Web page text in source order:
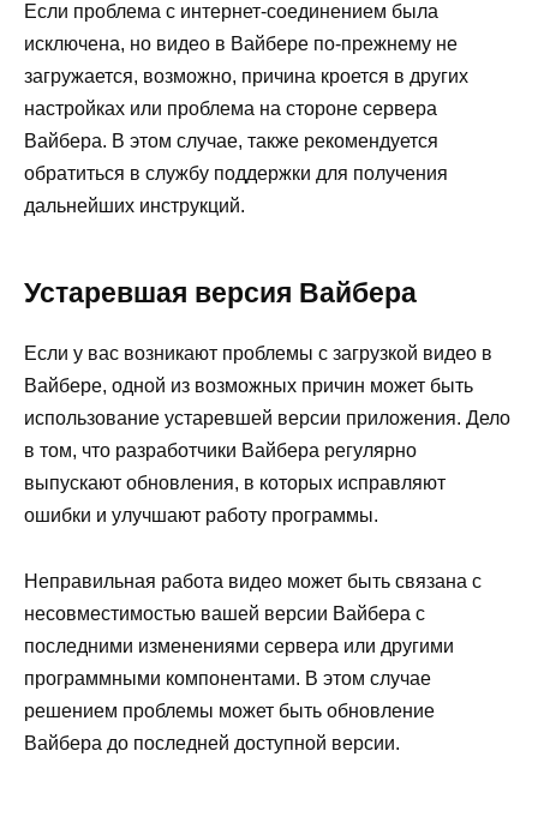
Если проблема с интернет-соединением была
исключена, но видео в Вайбере по-прежнему не
загружается, возможно, причина кроется в других
настройках или проблема на стороне сервера
Вайбера. В этом случае, также рекомендуется
обратиться в службу поддержки для получения
дальнейших инструкций.
Устаревшая версия Вайбера
Если у вас возникают проблемы с загрузкой видео в
Вайбере, одной из возможных причин может быть
использование устаревшей версии приложения. Дело
в том, что разработчики Вайбера регулярно
выпускают обновления, в которых исправляют
ошибки и улучшают работу программы.
Неправильная работа видео может быть связана с
несовместимостью вашей версии Вайбера с
последними изменениями сервера или другими
программными компонентами. В этом случае
решением проблемы может быть обновление
Вайбера до последней доступной версии.